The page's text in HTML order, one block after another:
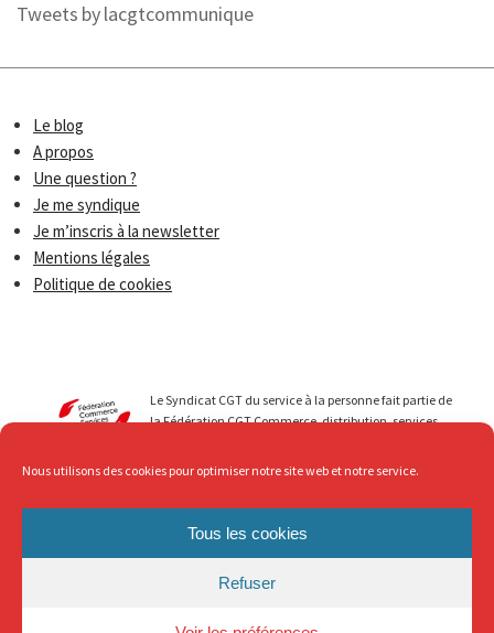
Nous utilisons des cookies pour optimiser notre site web et notre service.
Tous les cookies
Refuser
Tweets by lacgtcommunique
Le blog
A propos
Une question ?
Je me syndique
Je m’inscris à la newsletter
Mentions légales
Politique de cookies
Le Syndicat CGT du service à la personne fait partie de
la Fédération CGT Commerce, distribution, services.